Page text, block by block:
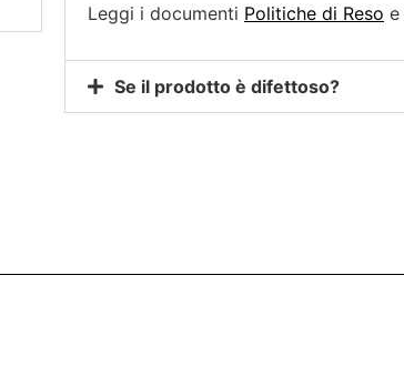
Leggi i documenti Politiche di Reso e
Se il prodotto è difettoso?